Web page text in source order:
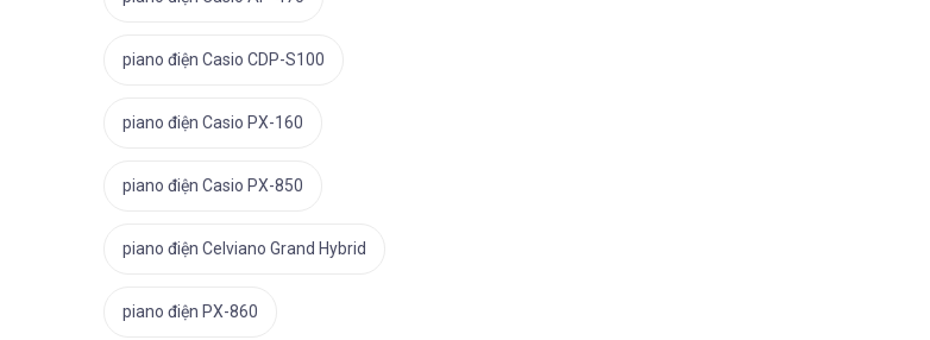
piano điện Casio CDP-S100
piano điện Casio PX-160
piano điện Casio PX-850
piano điện Celviano Grand Hybrid
piano điện PX-860